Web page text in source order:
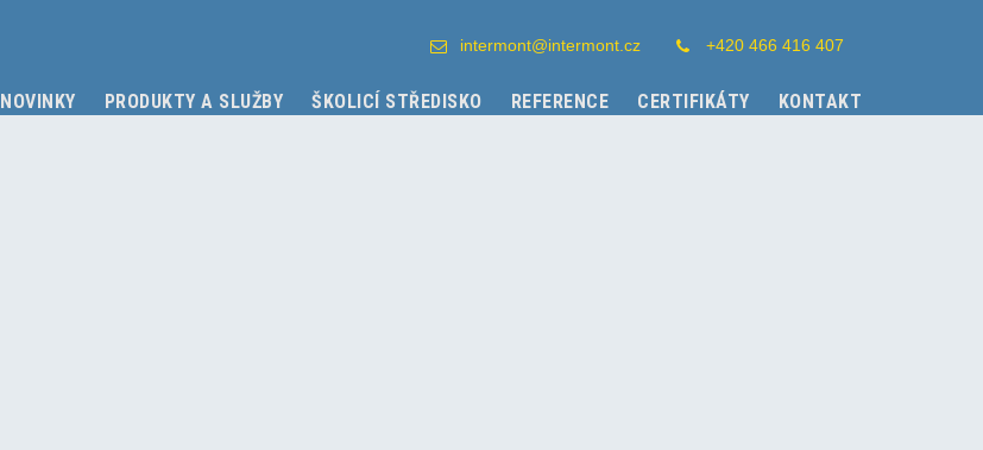
NOVINKY PRODUKTY A SLUŽBY ŠKOLICÍ STŘEDISKO REFERENCE CERTIFIKÁTY KONTAKT
intermont@intermont.cz +420 466 416 407